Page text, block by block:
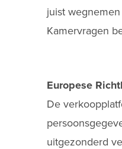
juist
Kamervragen
Europese
De
uitgezonderd